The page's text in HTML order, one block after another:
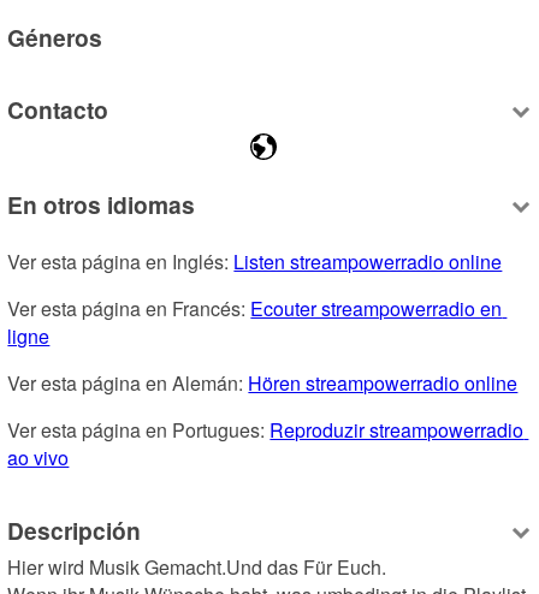
Géneros
Contacto
En otros idiomas
Ver esta página en Inglés: Listen streampowerradio online
Ver esta página en Francés: Ecouter streampowerradio en
ligne
Ver esta página en Alemán: Hören streampowerradio online
Ver esta página en Portugues: Reproduzir streampowerradio
ao vivo
Descripción
Hier wird Musik Gemacht.Und das Für Euch.